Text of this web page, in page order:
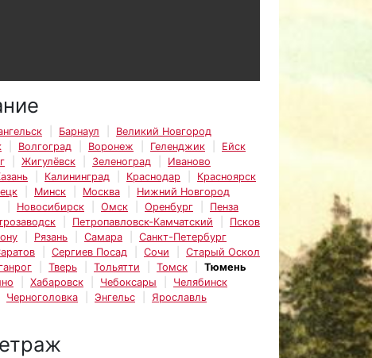
Барнаул
Великий Новгород
Волгоград Воронеж Геленджик
Ейск
Жигулёвск Зеленоград
Иваново
Калининград Краснодар
Красноярск
Минск Москва
Нижний Новгород
Новосибирск Омск Оренбург
Пенза
Петропавловск-Камчатский
Псков
Рязань Самара
Санкт-Петербург
Сергиев Посад Сочи
Старый Оскол
Тверь Тольятти Томск
Тюмень
Хабаровск Чебоксары
Челябинск
Черноголовка Энгельс Ярославль